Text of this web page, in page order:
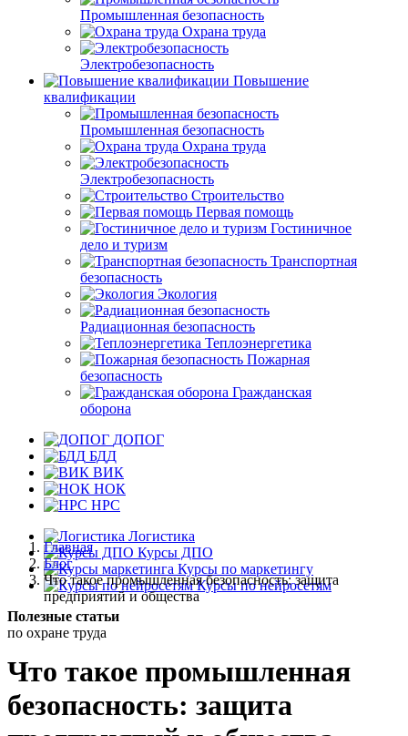
Промышленная безопасность
Охрана труда
Электробезопасность
Повышение
квалификации
Промышленная безопасность
Охрана труда
Электробезопасность
Строительство
Первая помощь
Гостиничное
дело и туризм
Транспортная
безопасность
Экология
Радиационная безопасность
Теплоэнергетика
Пожарная
безопасность
Гражданская
оборона
ДОПОГ
БДД
ВИК
НОК
НРС
Логистика
Курсы ДПО
Курсы по маркетингу
Курсы по нейросетям
Полезные статьи
по охране труда
Главная
Блог
Что такое промышленная безопасность: защита
предприятий и общества
Что такое промышленная
безопасность: защита